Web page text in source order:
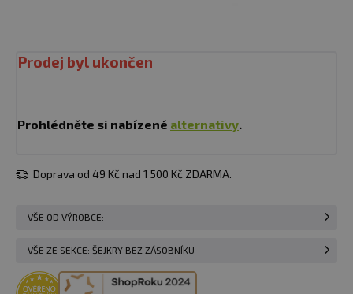
Prodej byl ukončen
Prohlédněte si nabízené alternativy.
Doprava od 49 Kč nad 1 500 Kč ZDARMA.
VŠE OD VÝROBCE:
VŠE ZE SEKCE: ŠEJKRY BEZ ZÁSOBNÍKU